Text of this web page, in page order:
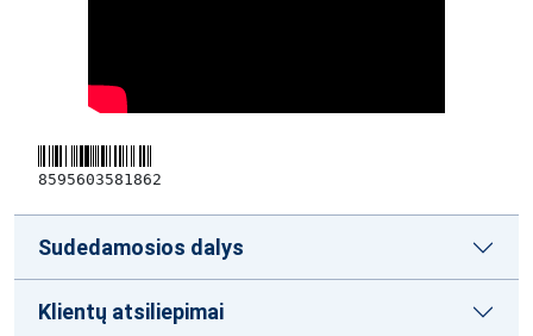
8595603581862
Sudedamosios dalys
Klientų atsiliepimai